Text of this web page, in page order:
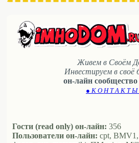
Живем в Своём
Инвестируем в своё
он-лайн сообщество
● К О Н Т А К Т Ы
Гости (read only) он-лайн: 356
Пользователи он-лайн: cpt,